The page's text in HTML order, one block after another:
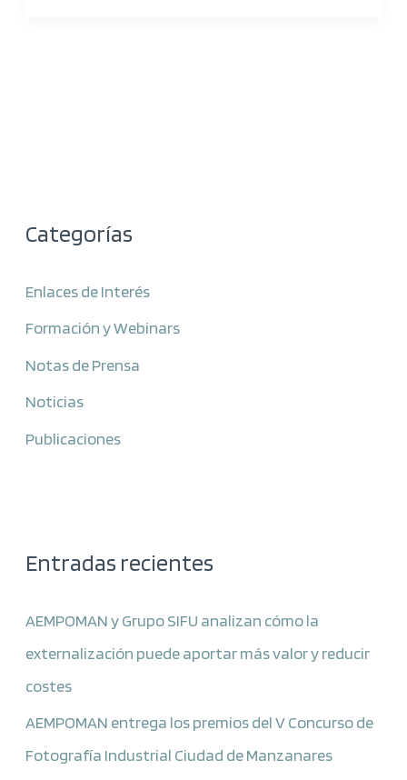
Categorías
Enlaces de Interés
Formación y Webinars
Notas de Prensa
Noticias
Publicaciones
Entradas recientes
AEMPOMAN y Grupo SIFU analizan cómo la
externalización puede aportar más valor y reducir
costes
AEMPOMAN entrega los premios del V Concurso de
Fotografía Industrial Ciudad de Manzanares